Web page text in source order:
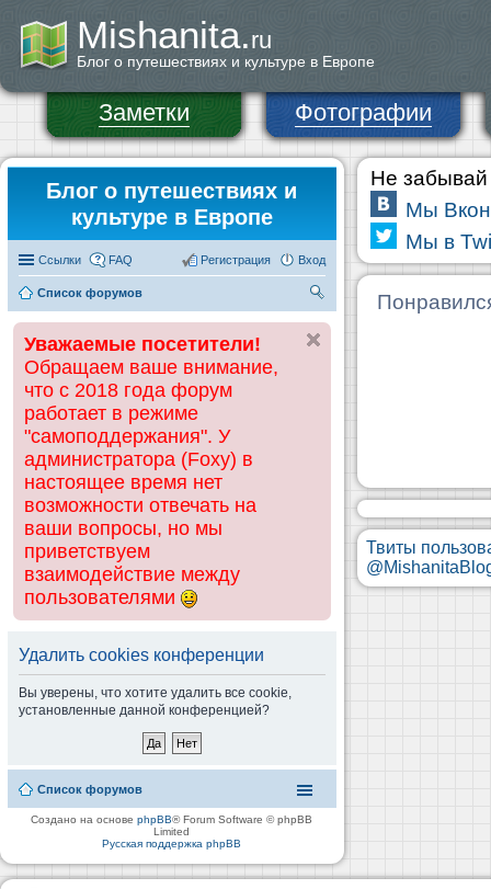
Mishanita.ru
Блог о путешествиях и культуре в Европе
Заметки Фотографии
Блог о путешествиях и
культуре в Европе
Ссылки FAQ Вход
Регистрация
Список форумов
ск
Уважаемые посетители!
Обращаем ваше внимание,
что с 2018 года форум
работает в режиме
"самоподдержания". У
администратора (Foxy) в
настоящее время нет
возможности отвечать на
ваши вопросы, но мы
приветствуем
взаимодействие между
пользователями
Удалить cookies конференции
Вы уверены, что хотите удалить все cookie,
установленные данной конференцией?
Список форумов
Создано на основеphpBB® Forum Software © phpBB
Limited
Русская поддержка phpBB
Не забывай
Мы
Мы в
Твиты